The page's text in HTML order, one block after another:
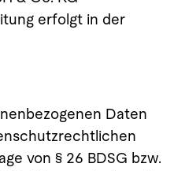
erfolgt in der
Daten
von § 26 BDSG bzw.